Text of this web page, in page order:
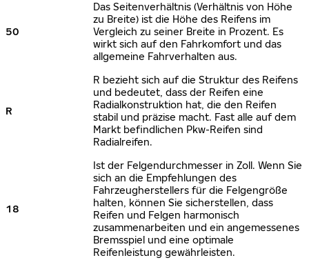
50
Das Seitenverhältnis (Verhältnis von Höhe
zu Breite) ist die Höhe des Reifens im
Vergleich zu seiner Breite in Prozent. Es
wirkt sich auf den Fahrkomfort und das
allgemeine Fahrverhalten aus.
R
R bezieht sich auf die Struktur des Reifens
und bedeutet, dass der Reifen eine
Radialkonstruktion hat, die den Reifen
stabil und präzise macht. Fast alle auf dem
Markt befindlichen Pkw-Reifen sind
Radialreifen.
18
Ist der Felgendurchmesser in Zoll. Wenn Sie
sich an die Empfehlungen des
Fahrzeugherstellers für die Felgengröße
halten, können Sie sicherstellen, dass
Reifen und Felgen harmonisch
zusammenarbeiten und ein angemessenes
Bremsspiel und eine optimale
Reifenleistung gewährleisten.